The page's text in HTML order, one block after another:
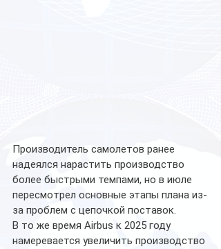
Производитель самолетов ранее
надеялся нарастить производство
более быстрыми темпами, но в июле
пересмотрел основные этапы плана из-
за проблем с цепочкой поставок.
В то же время Airbus к 2025 году
намеревается увеличить производство